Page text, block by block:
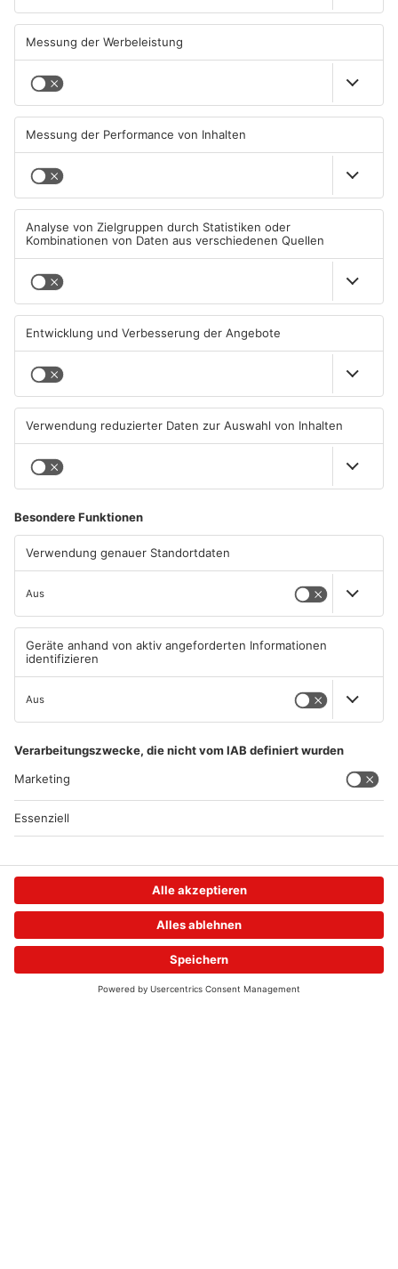
Große Baustelle in
Aschaffenburger Innenstadt
beendet
ASCHAFFENBURG
Aschaffenburg-Schweinheim
aus
04.08.2026, 13:21 UHR IN
TOPNEWS
Aschaffenburg: Prozess um
schweren E-Scooter-Raub
beginnt
04.08.2026, 06:36 UHR IN
ASCHAFFENBURG
AB: Sperrmüllpresse brennt
auf Recyclinghof